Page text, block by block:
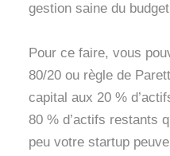
gestion saine du budget
Pour ce faire, vous
80/20 ou règle de
capital aux 20 %
80 % d’actifs restants
peu votre startup